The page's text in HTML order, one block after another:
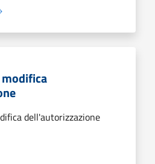
modifica
dell'autorizzazione